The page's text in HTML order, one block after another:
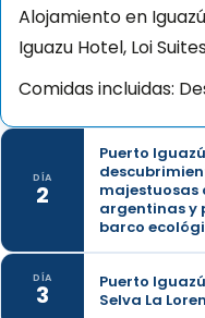
Alojamiento en
Iguazu Hotel, Loi
Comidas incluidas:
DÍA
2
Puerto
argentinas y
barco
Hoy, después del
DÍA
3
Puerto
Selva La